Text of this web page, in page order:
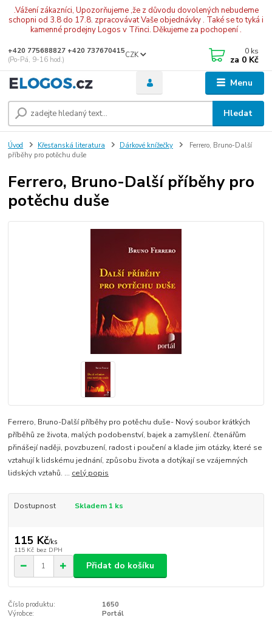
.Vážení zákazníci, Upozorňujeme ,že z důvodu dovolených nebudeme
schopni od 3.8 do 17.8. zpracovávat Vaše objednávky . Také se to tyká i
kamenné prodejny Logos v Třinci. Děkujeme za pochopení .
Menu
CZK
Hledat
+420 775688827 +420 737670415
(Po-Pá, 9-16 hod.)
0 ks
za 0 Kč
Úvod Křesťanská literatura Dárkové knížečky
Ferrero, Bruno-Další
příběhy pro potěchu duše
Ferrero, Bruno-Další příběhy pro
potěchu duše
Ferrero, Bruno-Další příběhy pro potěchu duše- Nový soubor krátkých
příběhů ze života, malých podobenství, bajek a zamyšlení. čtenářům
přinášejí naději, povzbuzení, radost i poučení a klade jim otázky, které se
vztahují k lidskému jednání, způsobu života a dotýkají se vzájemných
lidských vztahů. ... celý popis
Dostupnost Skladem 1 ks
115 Kč/ks
115 Kč bez DPH
Přidat do košíku
Číslo produktu:
1650
Výrobce:
Portál